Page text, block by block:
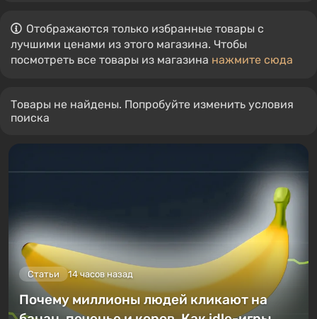
Отображаются только избранные товары с
лучшими ценами из этого магазина. Чтобы
посмотреть все товары из магазина нажмите сюда
Товары не найдены. Попробуйте изменить условия
поиска
Статьи 14 часов назад
Почему миллионы людей кликают на